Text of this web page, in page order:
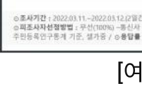
[